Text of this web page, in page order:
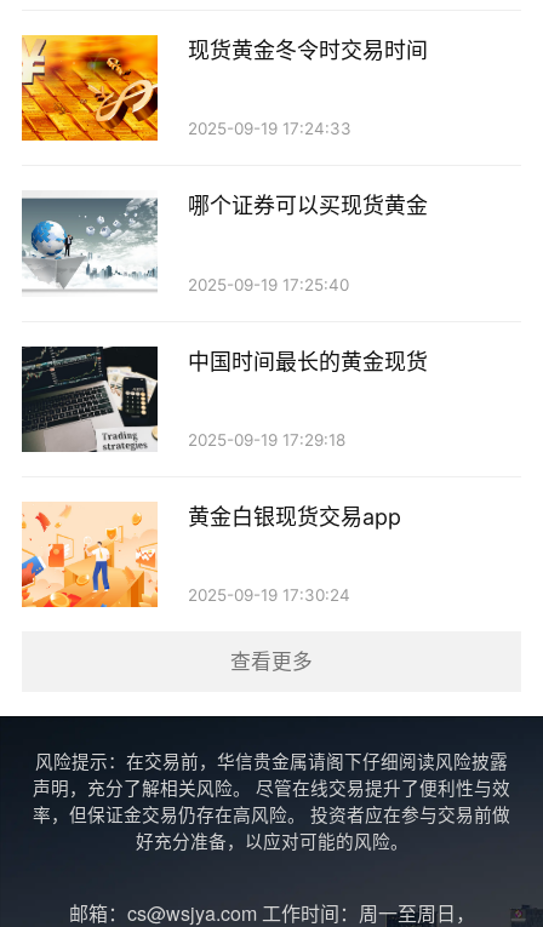
称。
2. 专家分析：许多直播间邀请业内专家进行市场分
验，能够从专业的角度解读市场动态，为投资者提供有
价值的建议。
可以在直播过程中提出问题，与专家进行实时交流。这
种互动不仅丰富了投资者的知识，也增强了其对市场的
理解。
尽管直播间提供了丰富的信息和资源，但投资者在
使用时仍需保持理性，避免盲目跟风。以下是一些建
等信息，确保所获取的信息具有可靠性。
2. 学会独立思考：虽然专家的分析和建议具有参考
应具备一定的市场分析能力，学会独立思考。
现货黄金冬令时交易时间
2025-09-19 17:24:33
哪个证券可以买现货黄金
2025-09-19 17:25:40
中国时间最长的黄金现货
2025-09-19 17:29:18
黄金白银现货交易app
2025-09-19 17:30:24
查看更多
风险提示：在交易前，华信贵金属请阁下仔细阅读风险披露
声明，充分了解相关风险。 尽管在线交易提升了便利性与效
率，但保证金交易仍存在高风险。 投资者应在参与交易前做
好充分准备，以应对可能的风险。
邮箱：cs@wsjya.com 工作时间：周一至周日，